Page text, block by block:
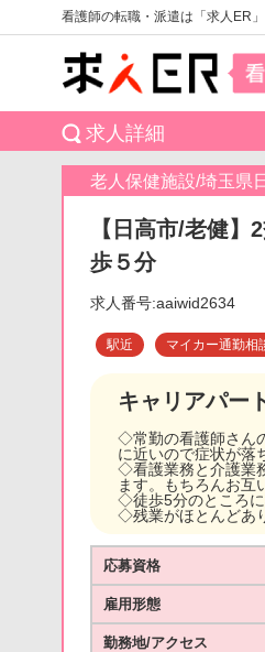
看護師の転職・派遣は「求人ER
求人詳細
老人保健施設/埼玉県
【日高市/老健
歩５分
求人番号:aaiwid2634
駅近 マイカー通勤相
キャリアパー
◇常勤の看護師さん
に近いので症状が落
◇看護業務と介護業
ます。もちろんお互
◇徒歩5分のところに
◇残業がほとんどあ
応募資格
雇用形態
勤務地/アクセス